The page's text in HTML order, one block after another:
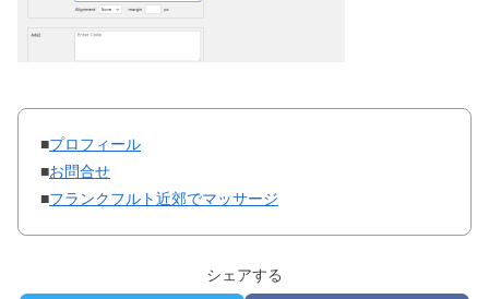
■プロフィール
■お問合せ
■フランクフルト近郊でマッサージ
シェアする